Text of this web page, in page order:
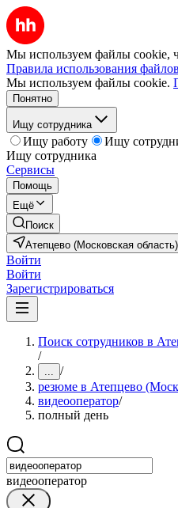
Мы используем файлы cookie,
Правила использования
Мы используем файлы cookie.
Понятно
Ищу сотрудника
Ищу работу
Ищу
Ищу сотрудника
Сервисы
Помощь
Ещё
Поиск
Атепцево (Московская область)
Войти
Войти
Зарегистрироваться
Поиск сотрудников в
/
... /
резюме в Атепцево
видеооператор/
полный день
видеооператор